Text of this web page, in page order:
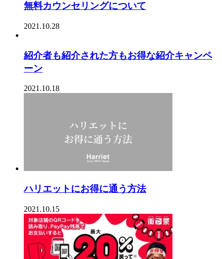
無料カウンセリングについて
2021.10.28
紹介者も紹介された方もお得な紹介キャンペ
ーン
2021.10.18
ハリエットにお得に通う方法
2021.10.15